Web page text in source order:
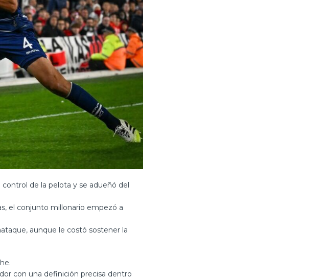
de la pelota y se adueñó del
el conjunto millonario empezó a
aunque le costó sostener la
con una definición precisa dentro